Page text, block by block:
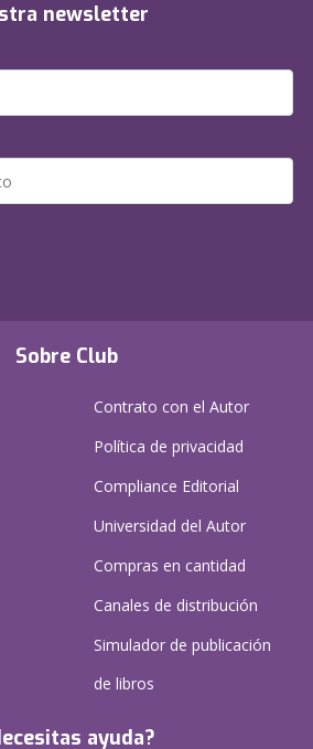
Sobre Club
Contrato con el Autor
Política de privacidad
Compliance Editorial
Universidad del Autor
Compras en cantidad
Canales de distribución
Simulador de publicación
de libros
ayuda?
newsletter